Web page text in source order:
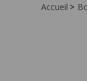
Accueil